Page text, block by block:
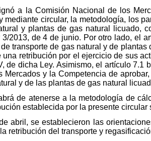
a la Comisión Nacional de los
mediante circular, la metodología, los
y plantas de gas natural licuado,
2013, de 4 de junio. Por otro lado, el
transporte de gas natural y de
retribución por el ejercicio de sus
de dicha Ley. Asimismo, el artículo 7.1
y la Competencia de
y de las plantas de gas natural
de atenerse a la metodología de
establecida por la presente
abril, se establecieron las
retribución del transporte y